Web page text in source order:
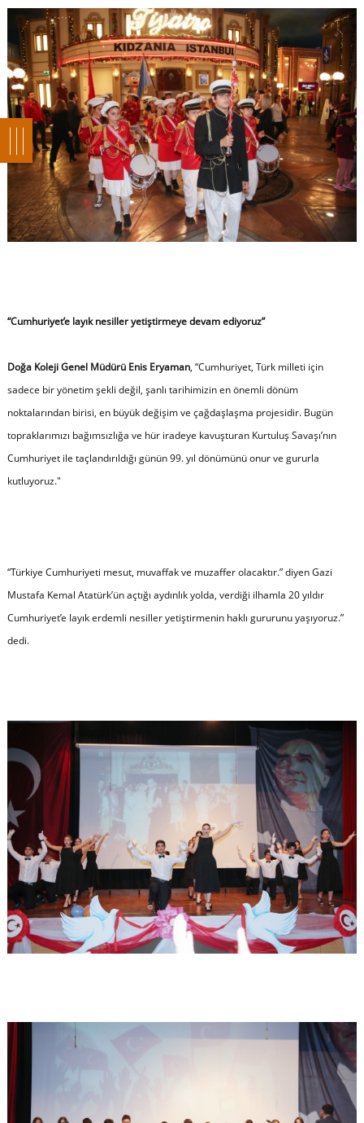
“Cumhuriyet’e layık nesiller yetiştirmeye devam ediyoruz”
Doğa Koleji Genel Müdürü Enis Eryaman, “Cumhuriyet, Türk milleti için
sadece bir yönetim şekli değil, şanlı tarihimizin en önemli dönüm
noktalarından birisi, en büyük değişim ve çağdaşlaşma projesidir. Bugün
topraklarımızı bağımsızlığa ve hür iradeye kavuşturan Kurtuluş Savaşı’nın
Cumhuriyet ile taçlandırıldığı günün 99. yıl dönümünü onur ve gururla
kutluyoruz."
“Türkiye Cumhuriyeti mesut, muvaffak ve muzaffer olacaktır.” diyen Gazi
Mustafa Kemal Atatürk’ün açtığı aydınlık yolda, verdiği ilhamla 20 yıldır
Cumhuriyet’e layık erdemli nesiller yetiştirmenin haklı gururunu yaşıyoruz.”
dedi.